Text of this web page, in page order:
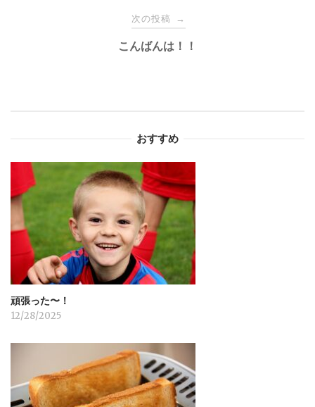
シ
ョ
ン
次の投稿 →
こんばんは！！
おすすめ
頑張った〜！
12/28/2025